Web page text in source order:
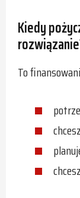
Kiedy
To